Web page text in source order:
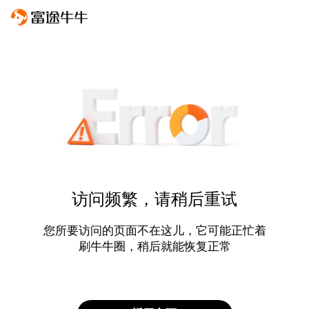
访问频繁，请稍后重试
您所要访问的页面不在这儿，它可能正忙着
刷牛牛圈，稍后就能恢复正常